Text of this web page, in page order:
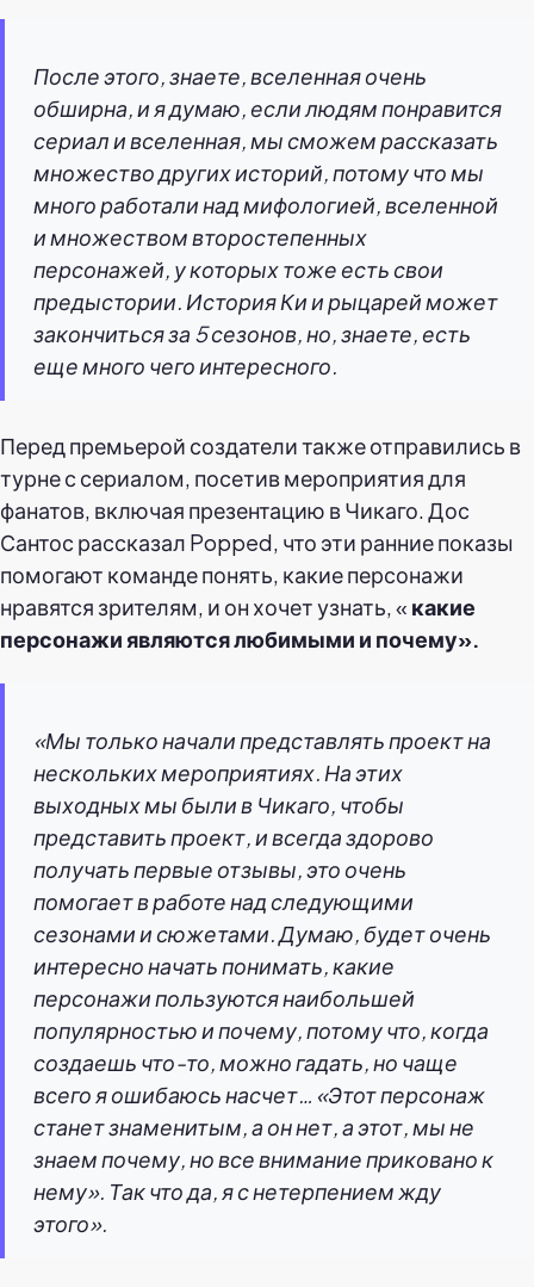
После этого, знаете, вселенная очень
обширна, и я думаю, если людям понравится
сериал и вселенная, мы сможем рассказать
множество других историй, потому что мы
много работали над мифологией, вселенной
и множеством второстепенных
персонажей, у которых тоже есть свои
предыстории. История Ки и рыцарей может
закончиться за 5 сезонов, но, знаете, есть
еще много чего интересного.
Перед премьерой создатели также отправились в
турне с сериалом, посетив мероприятия для
фанатов, включая презентацию в Чикаго. Дос
Сантос рассказал Popped, что эти ранние показы
помогают команде понять, какие персонажи
нравятся зрителям, и он хочет узнать, « какие
персонажи являются любимыми и почему».
«Мы только начали представлять проект на
нескольких мероприятиях. На этих
выходных мы были в Чикаго, чтобы
представить проект, и всегда здорово
получать первые отзывы, это очень
помогает в работе над следующими
сезонами и сюжетами. Думаю, будет очень
интересно начать понимать, какие
персонажи пользуются наибольшей
популярностью и почему, потому что, когда
создаешь что-то, можно гадать, но чаще
всего я ошибаюсь насчет… «Этот персонаж
станет знаменитым, а он нет, а этот, мы не
знаем почему, но все внимание приковано к
нему». Так что да, я с нетерпением жду
этого».